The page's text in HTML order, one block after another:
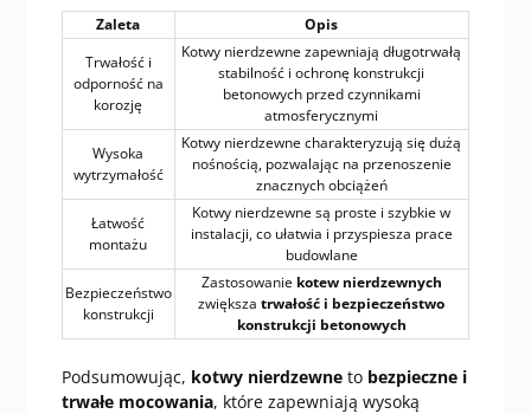
Zaleta
Opis
Trwałość i
odporność na
korozję
Kotwy nierdzewne zapewniają długotrwałą
stabilność i ochronę konstrukcji
betonowych przed czynnikami
atmosferycznymi
Wysoka
wytrzymałość
Kotwy nierdzewne charakteryzują się dużą
nośnością, pozwalając na przenoszenie
znacznych obciążeń
Łatwość
montażu
Kotwy nierdzewne są proste i szybkie w
instalacji, co ułatwia i przyspiesza prace
budowlane
Bezpieczeństwo
konstrukcji
Zastosowanie kotew nierdzewnych
zwiększatrwałość i bezpieczeństwo
konstrukcji betonowych
Podsumowując, kotwy nierdzewneto bezpieczne i
trwałe mocowania, które zapewniają wysoką